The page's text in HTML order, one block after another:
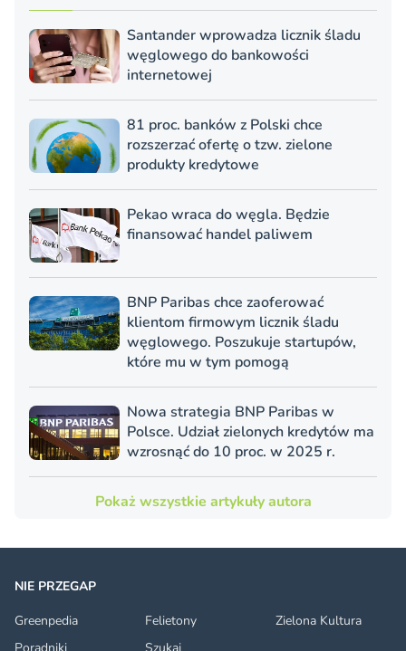
Santander wprowadza licznik śladu
węglowego do bankowości
internetowej
81 proc. banków z Polski chce
rozszerzać ofertę o tzw. zielone
produkty kredytowe
Pekao wraca do węgla. Będzie
finansować handel paliwem
BNP Paribas chce zaoferować
klientom firmowym licznik śladu
węglowego. Poszukuje startupów,
które mu w tym pomogą
Nowa strategia BNP Paribas w
Polsce. Udział zielonych kredytów ma
wzrosnąć do 10 proc. w 2025 r.
Pokaż wszystkie artykuły autora
NIE PRZEGAP
Greenpedia
Felietony
Zielona Kultura